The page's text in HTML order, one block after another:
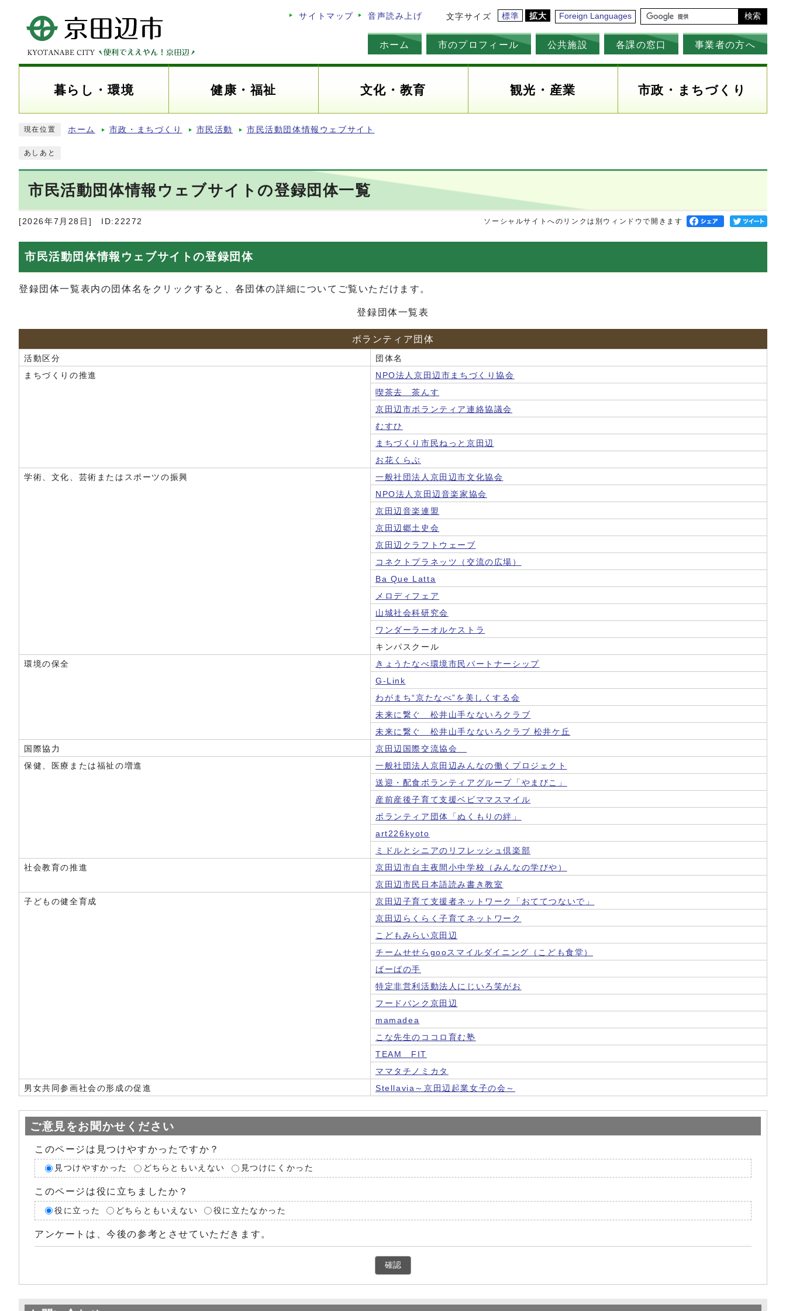
サイトマップ 音声読み上げ 文字サイズ 標準 拡大 Foreign Languages 検索
ホーム 市のプロフィール 公共施設 各課の窓口 事業者の方へ
暮らし・環境 健康・福祉 文化・教育 観光・産業 市政・まちづくり
現在位置 ホーム 市政・まちづくり 市民活動 市民活動団体情報ウェブサイト
あしあと
市民活動団体情報ウェブサイトの登録団体一覧
[2026年7月28日] ID:22272 ソーシャルサイトへのリンクは別ウィンドウで開きます
市民活動団体情報ウェブサイトの登録団体
登録団体一覧表内の団体名をクリックすると、各団体の詳細についてご覧いただけます。
登録団体一覧表
ボランティア団体
活動区分
団体名
まちづくりの推進
NPO法人京田辺市まちづくり協会
喫茶去 茶んす
京田辺市ボランティア連絡協議会
むすひ
まちづくり市民ねっと京田辺
お花くらぶ
学術、文化、芸術またはスポーツの振興
一般社団法人京田辺市文化協会
NPO法人京田辺音楽家協会
京田辺音楽連盟
京田辺郷土史会
京田辺クラフトウェーブ
コネクトプラネッツ（交流の広場）
Ba Que Latta
メロディフェア
山城社会科研究会
ワンダーラーオルケストラ
キンパスクール
環境の保全
きょうたなべ環境市民パートナーシップ
G-Link
わがまち“京たなべ”を美しくする会
未来に繋ぐ 松井山手なないろクラブ
未来に繋ぐ 松井山手なないろクラブ 松井ケ丘
国際協力
京田辺国際交流協会
保健、医療または福祉の増進
一般社団法人京田辺みんなの働くプロジェクト
送迎・配食ボランティアグループ「やまびこ」
産前産後子育て支援ベビママスマイル
ボランティア団体「ぬくもりの絆」
art226kyoto
ミドルとシニアのリフレッシュ倶楽部
社会教育の推進
京田辺市自主夜間小中学校（みんなの学びや）
京田辺市民日本語読み書き教室
子どもの健全育成
京田辺子育て支援者ネットワーク「おててつないで」
京田辺らくらく子育てネットワーク
こどもみらい京田辺
チームせせらgooスマイルダイニング（こども食堂）
ばーばの手
特定非営利活動法人にじいろ笑がお
フードバンク京田辺
mamadea
こな先生のココロ育む塾
TEAM FIT
ママタチノミカタ
男女共同参画社会の形成の促進
Stellavia～京田辺起業女子の会～
ご意見をお聞かせください
このページは見つけやすかったですか？
見つけやすかった どちらともいえない 見つけにくかった
このページは役に立ちましたか？
役に立った どちらともいえない 役に立たなかった
アンケートは、今後の参考とさせていただきます。
確認